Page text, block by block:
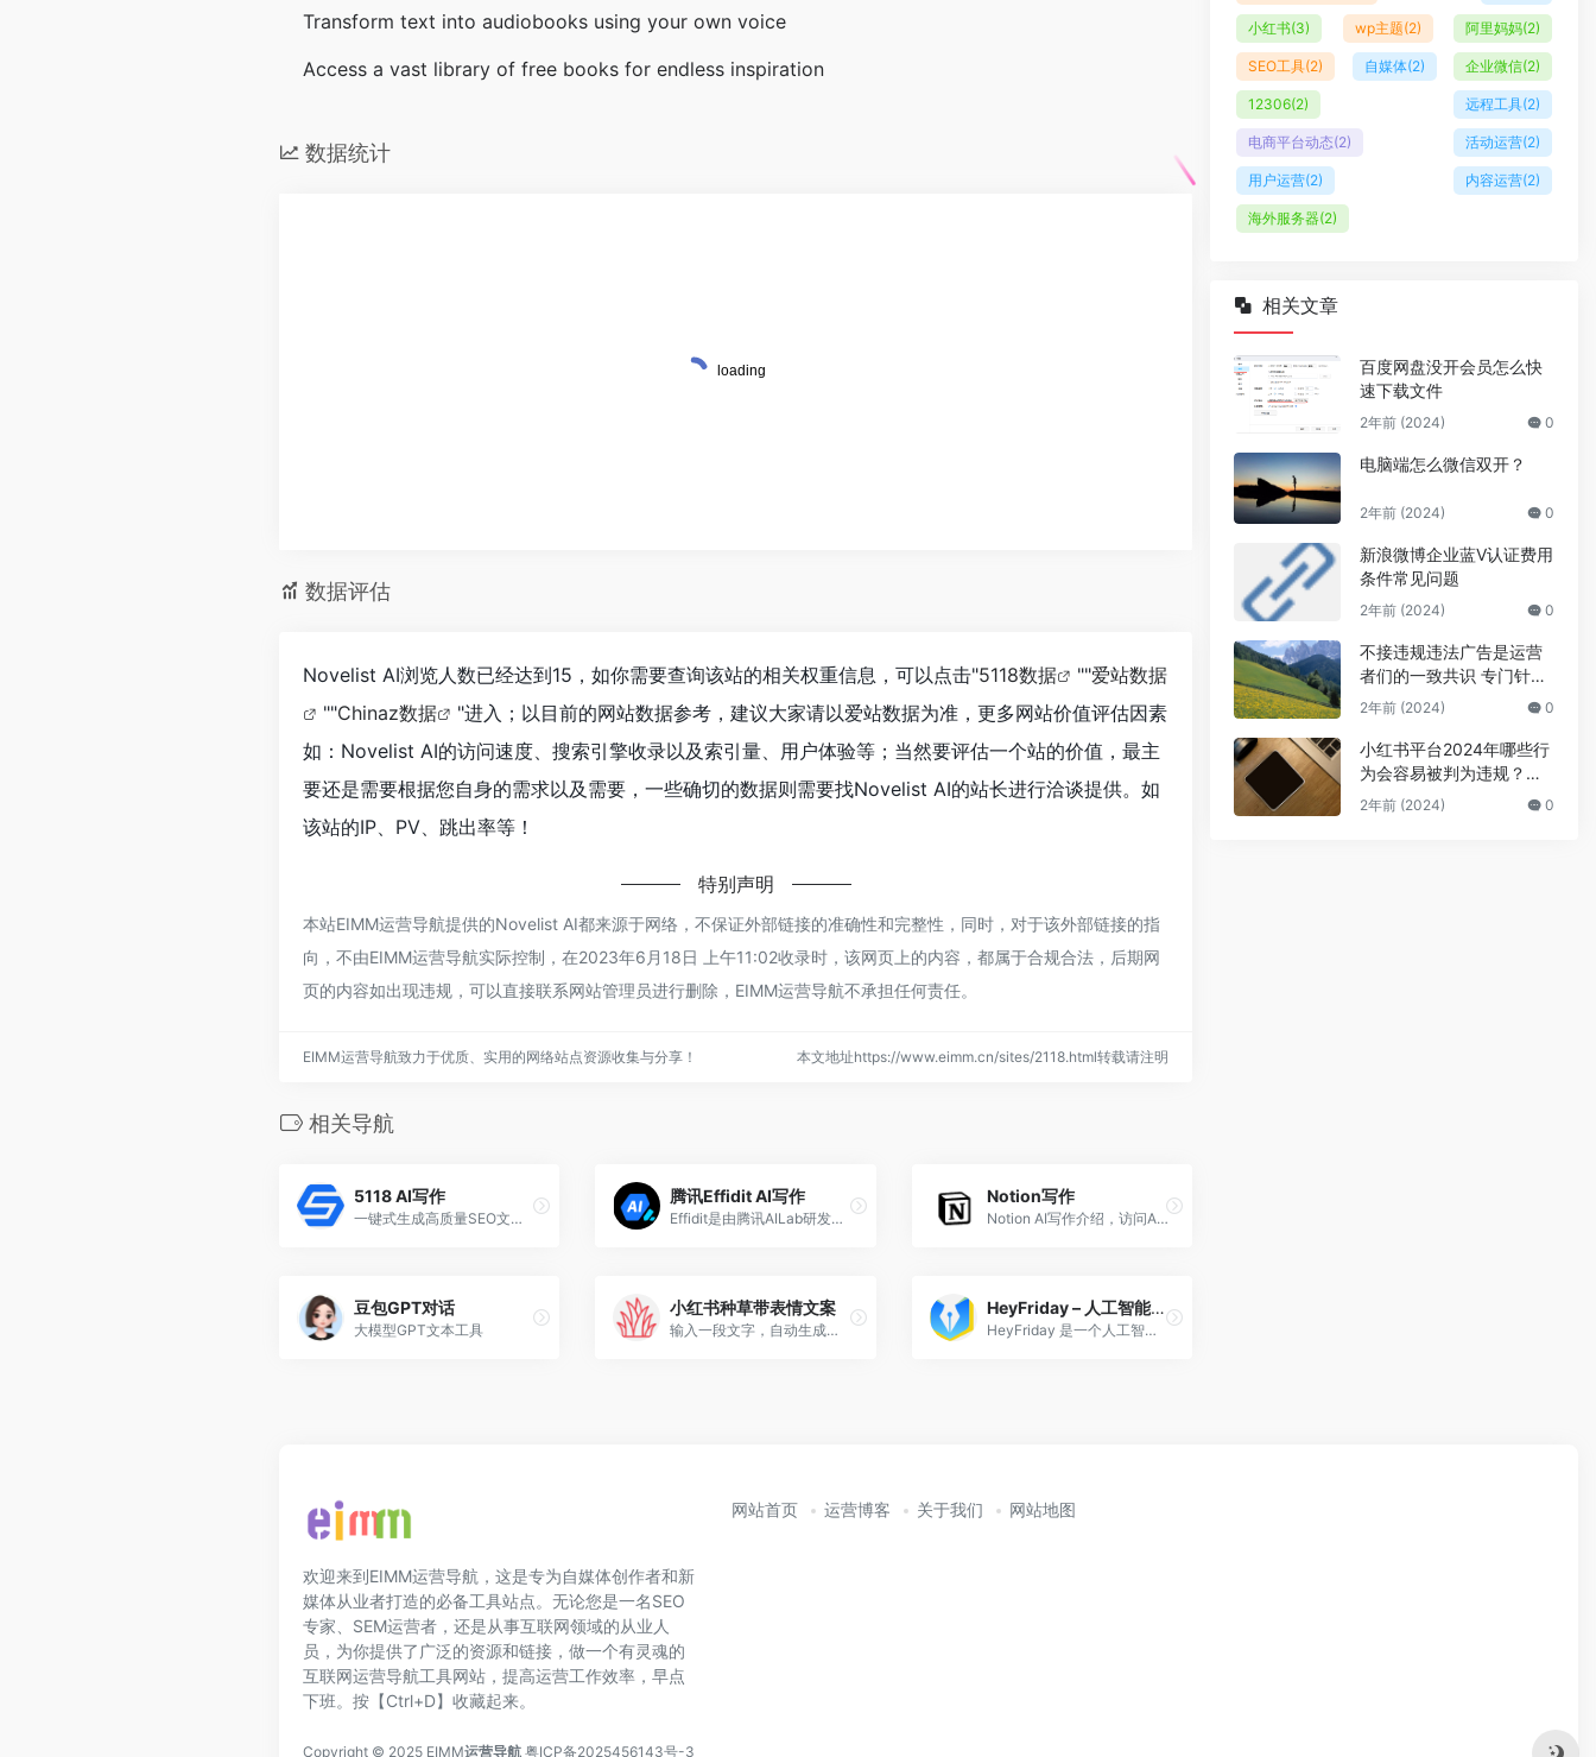
Transform text into audiobooks using your own voice
Access a vast library of free books for endless inspiration
数据统计
数据评估
Novelist AI浏览人数已经达到15，如你需要查询该站的相关权重信息，可以点击"5118数据 ""爱站数据
""Chinaz数据
"进入；以目前的网站数据参考，建议大家请以爱站数据为准，更多网站价值评估因素
如：Novelist AI的访问速度、搜索引擎收录以及索引量、用户体验等；当然要评估一个站的价值，最主
要还是需要根据您自身的需求以及需要，一些确切的数据则需要找Novelist AI的站长进行洽谈提供。如
该站的IP、PV、跳出率等！
特别声明
本站EIMM运营导航提供的Novelist AI都来源于网络，不保证外部链接的准确性和完整性，同时，对于该外部链接的指
向，不由EIMM运营导航实际控制，在2023年6月18日 上午11:02收录时，该网页上的内容，都属于合规合法，后期网
页的内容如出现违规，可以直接联系网站管理员进行删除，EIMM运营导航不承担任何责任。
EIMM运营导航致力于优质、实用的网络站点资源收集与分享！ 本文地址https://www.eimm.cn/sites/2118.html转载请注明
相关导航
5118 AI写作
一键式生成高质量SEO文章，提高搜索引擎排名获得更多流量，一键式AI文章助手是一款基于海量数据算法的文章生成工具。它可以帮助网站主快速生成高质量、符合SEO要求的文章，提高网站在搜索引擎中的排名，从而获得更多的流量。
腾讯Effidit AI写作
Effidit是由腾讯AILab研发的AI写作助手，能够轻松高效地完成写作任务，Effidit软件有二个特点，即简单清晰和功能强大。
Notion写作
Notion AI写作介绍，访问AI的无限力量，就在概念内部。工作得更快。写得更好。想更大。
豆包GPT对话
大模型GPT文本工具
小红书种草带表情文案
输入一段文字，自动生成小红书种草带表情文案，还比较好用
HeyFriday – 人工智能AI写作工具
HeyFriday 是一个人工智能AI写作工具！是由西湖心辰团队研发！Friday AI, 智能写作系统，让你轻松生成高质量原创文章。是简单易用又非常智能的文案工具。他能为你解决很多自媒体人常遇到的问题，比如因文案抄袭、文案重复而造成的文章审核失败！
小红书(3) wp主题(2) 阿里妈妈(2)
SEO工具(2) 自媒体(2) 企业微信(2)
12306(2) 远程工具(2)
电商平台动态(2) 活动运营(2)
用户运营(2) 内容运营(2)
海外服务器(2)
相关文章
百度网盘没开会员怎么快
速下载文件
2年前 (2024) 0
电脑端怎么微信双开？
2年前 (2024) 0
新浪微博企业蓝V认证费用
条件常见问题
2年前 (2024) 0
不接违规违法广告是运营
者们的一致共识 专门针对
公众号号主的广告骗局
2年前 (2024) 0
小红书平台2024年哪些行
为会容易被判为违规？来
避坑
2年前 (2024) 0
欢迎来到EIMM运营导航，这是专为自媒体创作者和新
媒体从业者打造的必备工具站点。无论您是一名SEO
专家、SEM运营者，还是从事互联网领域的从业人
员，为你提供了广泛的资源和链接，做一个有灵魂的
互联网运营导航工具网站，提高运营工作效率，早点
下班。按【Ctrl+D】收藏起来。
网站首页 运营博客 关于我们 网站地图
Copyright © 2025 EIMM运营导航 粤ICP备2025456143号-3